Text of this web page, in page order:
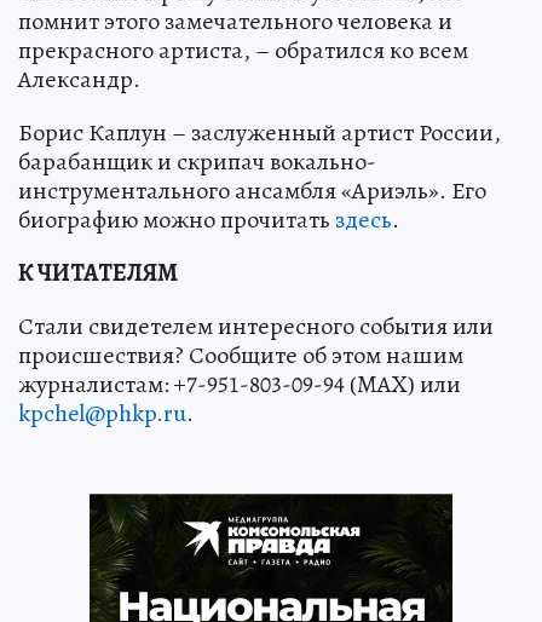
помнит этого замечательного человека и
прекрасного артиста, – обратился ко всем
Александр.
Борис Каплун – заслуженный артист России,
барабанщик и скрипач вокально-
инструментального ансамбля «Ариэль». Его
биографию можно прочитать здесь.
К ЧИТАТЕЛЯМ
Стали свидетелем интересного события или
происшествия? Сообщите об этом нашим
журналистам: +7-951-803-09-94 (MAX) или
kpchel@phkp.ru.